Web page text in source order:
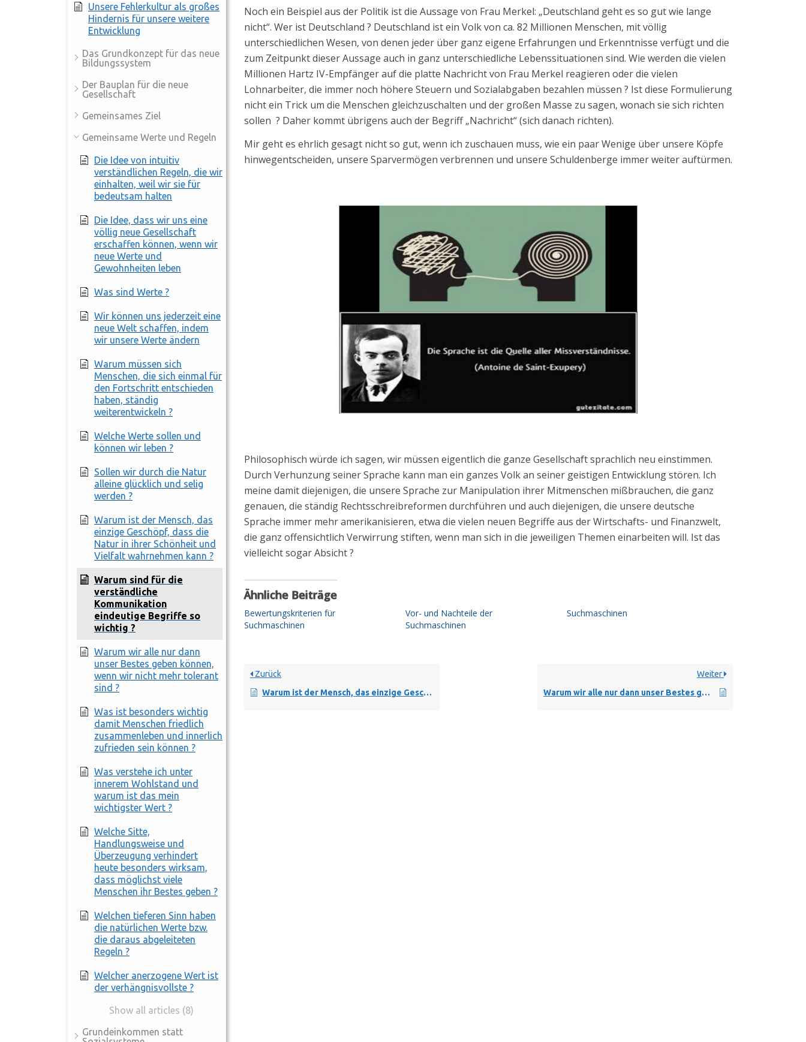
Unsere Fehlerkultur als großes
Hindernis für unsere weitere
Entwicklung
Das Grundkonzept für das neue
Bildungssystem
Der Bauplan für die neue
Gesellschaft
Gemeinsames Ziel
Gemeinsame Werte und Regeln
Die Idee von intuitiv
verständlichen Regeln, die wir
einhalten, weil wir sie für
bedeutsam halten
Die Idee, dass wir uns eine
völlig neue Gesellschaft
erschaffen können, wenn wir
neue Werte und
Gewohnheiten leben
Was sind Werte ?
Wir können uns jederzeit eine
neue Welt schaffen, indem
wir unsere Werte ändern
Warum müssen sich
Menschen, die sich einmal für
den Fortschritt entschieden
haben, ständig
weiterentwickeln ?
Welche Werte sollen und
können wir leben ?
Sollen wir durch die Natur
alleine glücklich und selig
werden ?
Warum ist der Mensch, das
einzige Geschöpf, dass die
Natur in ihrer Schönheit und
Vielfalt wahrnehmen kann ?
Warum sind für die
verständliche
Kommunikation
eindeutige Begriffe so
wichtig ?
Warum wir alle nur dann
unser Bestes geben können,
wenn wir nicht mehr tolerant
sind ?
Was ist besonders wichtig
damit Menschen friedlich
zusammenleben und innerlich
zufrieden sein können ?
Was verstehe ich unter
innerem Wohlstand und
warum ist das mein
wichtigster Wert ?
Welche Sitte,
Handlungsweise und
Überzeugung verhindert
heute besonders wirksam,
dass möglichst viele
Menschen ihr Bestes geben ?
Welchen tieferen Sinn haben
die natürlichen Werte bzw.
die daraus abgeleiteten
Regeln ?
Welcher anerzogene Wert ist
der verhängnisvollste ?
Show all articles (8)
Grundeinkommen statt
Noch ein Beispiel aus der Politik ist die Aussage von Frau Merkel: „Deutschland geht es so gut wie lange
nicht“. Wer ist Deutschland ? Deutschland ist ein Volk von ca. 82 Millionen Menschen, mit völlig
unterschiedlichen Wesen, von denen jeder über ganz eigene Erfahrungen und Erkenntnisse verfügt und die
zum Zeitpunkt dieser Aussage auch in ganz unterschiedliche Lebenssituationen sind. Wie werden die vielen
Millionen Hartz IV-Empfänger auf die platte Nachricht von Frau Merkel reagieren oder die vielen
Lohnarbeiter, die immer noch höhere Steuern und Sozialabgaben bezahlen müssen ? Ist diese Formulierung
nicht ein Trick um die Menschen gleichzuschalten und der großen Masse zu sagen, wonach sie sich richten
sollen ? Daher kommt übrigens auch der Begriff „Nachricht“ (sich danach richten).
Mir geht es ehrlich gesagt nicht so gut, wenn ich zuschauen muss, wie ein paar Wenige über unsere Köpfe
hinwegentscheiden, unsere Sparvermögen verbrennen und unsere Schuldenberge immer weiter auftürmen.
Philosophisch würde ich sagen, wir müssen eigentlich die ganze Gesellschaft sprachlich neu einstimmen.
Durch Verhunzung seiner Sprache kann man ein ganzes Volk an seiner geistigen Entwicklung stören. Ich
meine damit diejenigen, die unsere Sprache zur Manipulation ihrer Mitmenschen mißbrauchen, die ganz
genauen, die ständig Rechtsschreibreformen durchführen und auch diejenigen, die unsere deutsche
Sprache immer mehr amerikanisieren, etwa die vielen neuen Begriffe aus der Wirtschafts- und Finanzwelt,
die ganz offensichtlich Verwirrung stiften, wenn man sich in die jeweiligen Themen einarbeiten will. Ist das
vielleicht sogar Absicht ?
Ähnliche Beiträge
Bewertungskriterien für
Suchmaschinen
Vor- und Nachteile der
Suchmaschinen
Suchmaschinen
Zurück
Warum ist der Mensch, das einzige Geschöpf, dass die Natur in ihrer Schönheit und Vielfalt wahrnehmen kann ?
Weiter
Warum wir alle nur dann unser Bestes geben können, wenn wir nicht mehr tolerant sind ?